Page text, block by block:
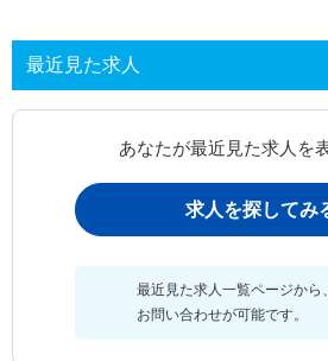
最近見た求人
あなたが最近見た求人を
求人を探してみ
最近見た求人一覧ページから、
お問い合わせが可能です。